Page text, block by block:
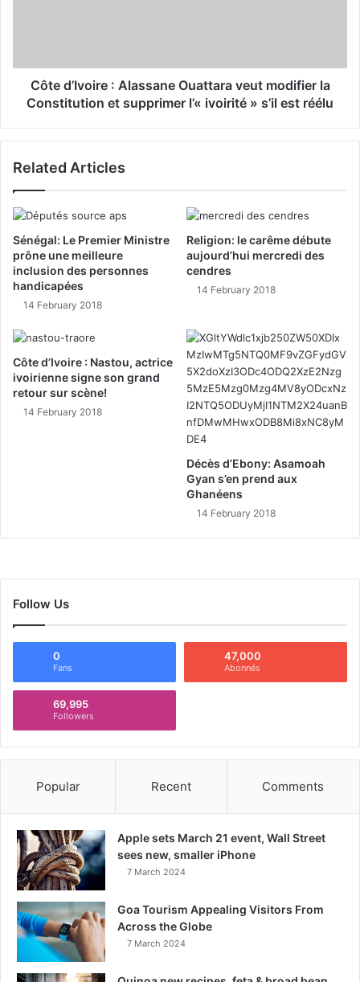
Côte d’Ivoire : Alassane Ouattara veut modifier la
Constitution et supprimer l’« ivoirité » s’il est réélu
Related Articles
Sénégal: Le Premier Ministre
prône une meilleure
inclusion des personnes
handicapées
14 February 2018
Religion: le carême débute
aujourd’hui mercredi des
cendres
14 February 2018
Côte d’Ivoire : Nastou, actrice
ivoirienne signe son grand
retour sur scène!
14 February 2018
Décès d’Ebony: Asamoah
Gyan s’en prend aux
Ghanéens
14 February 2018
Follow Us
0
Fans
47,000
Abonnés
69,995
Followers
Popular Recent Comments
Apple sets March 21 event, Wall Street
sees new, smaller iPhone
7 March 2024
Goa Tourism Appealing Visitors From
Across the Globe
7 March 2024